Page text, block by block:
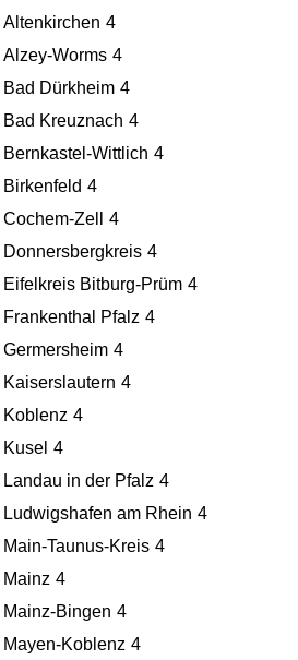
Altenkirchen 4
Alzey-Worms 4
Bad Dürkheim 4
Bad Kreuznach 4
Bernkastel-Wittlich 4
Birkenfeld 4
Cochem-Zell
4
Donnersbergkreis 4
Eifelkreis Bitburg-Prüm 4
Frankenthal Pfalz 4
Germersheim 4
Kaiserslautern 4
Koblenz 4
Kusel 4
Landau in der Pfalz 4
Ludwigshafen am Rhein 4
Main-Taunus-Kreis 4
Mainz 4
Mainz-Bingen 4
Mayen-Koblenz 4